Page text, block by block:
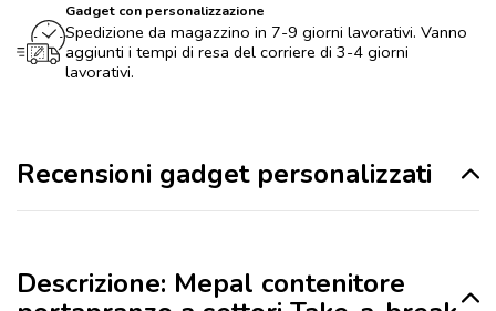
Gadget con personalizzazione
Spedizione da magazzino in 7-9 giorni lavorativi. Vanno
aggiunti i tempi di resa del corriere di 3-4 giorni
lavorativi.
Recensioni gadget personalizzati
Descrizione: Mepal contenitore